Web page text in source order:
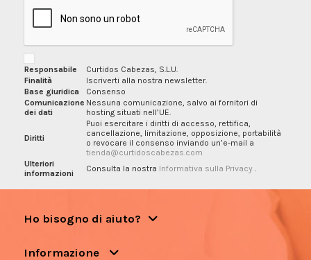
Responsabile
Curtidos Cabezas, S.L.U.
Finalità
Iscriverti alla nostra newsletter.
Base giuridica
Consenso
Comunicazione
dei dati
Nessuna comunicazione, salvo ai fornitori di
hosting situati nell’UE.
Diritti
Puoi esercitare i diritti di accesso, rettifica,
cancellazione, limitazione, opposizione, portabilità
o revocare il consenso inviando un’e-mail a
tienda@curtidoscabezas.com
Ulteriori
informazioni
Consulta la nostra Informativa sulla Privacy .
Ho bisogno di aiuto?
Informazione